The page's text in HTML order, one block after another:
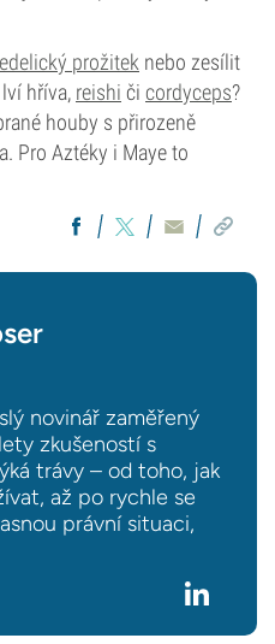
prožitek nebo zesílit
hříva, reishi či cordyceps?
houby s přirozeně
Pro Aztéky i Maye to
novinář zaměřený
zkušeností s
trávy – od toho, jak
až po rychle se
právní situaci,